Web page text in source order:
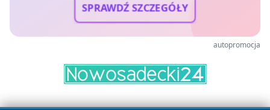
SPRAWDŹ SZCZEGÓŁY
autopromocja